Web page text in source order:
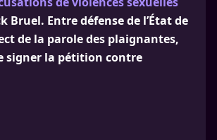
Bruel. Entre défense de l’État de
de la parole des plaignantes,
signer la pétition contre